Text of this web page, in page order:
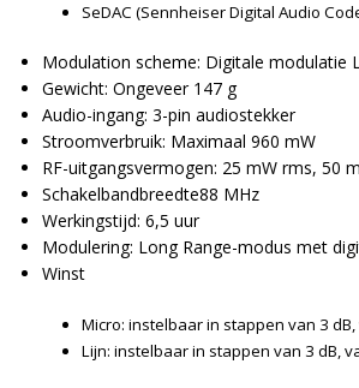
SeDAC (Sennheiser Digital Audio
Modulation scheme: Digitale modulatie
Gewicht: Ongeveer 147 g
Audio-ingang: 3-pin audiostekker
Stroomverbruik: Maximaal 960 mW
RF-uitgangsvermogen: 25 mW rms, 50
Schakelbandbreedte88 MHz
Werkingstijd: 6,5 uur
Modulering: Long Range-modus met
Winst
Micro: instelbaar in stappen van 3 dB,
Lijn: instelbaar in stappen van 3 dB,